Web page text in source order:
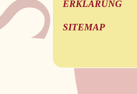
ERKLÄRUNG
SITEMAP